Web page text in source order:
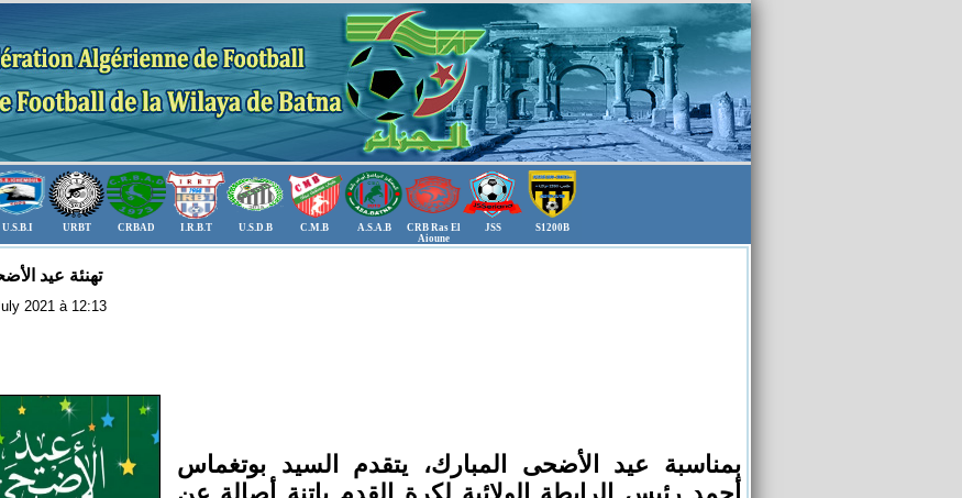
U.S.B.I URBT CRBAD I.R.B.T U.S.D.B C.M.B A.S.A.B
CRB Ras El
Aioune
JSS S1200B
تهنئة عيد
2021 à 12:13
بمناسبة عيد الأضحى المبارك، يتقدم السيد بوتغماس